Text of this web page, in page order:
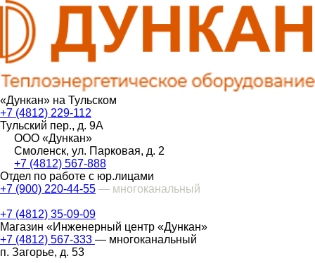
«Дункан» на Тульском
+7 (4812) 229-112
Тульский пер., д. 9А
ООО «Дункан»
Смоленск, ул. Парковая, д. 2
+7 (4812) 567-888
Отдел по работе с юр.лицами
+7 (900) 220-44-55 — многоканальный
+7 (4812) 35-09-09
Магазин «Инженерный центр «Дункан»
+7 (4812) 567-333 — многоканальный
п. Загорье, д. 53